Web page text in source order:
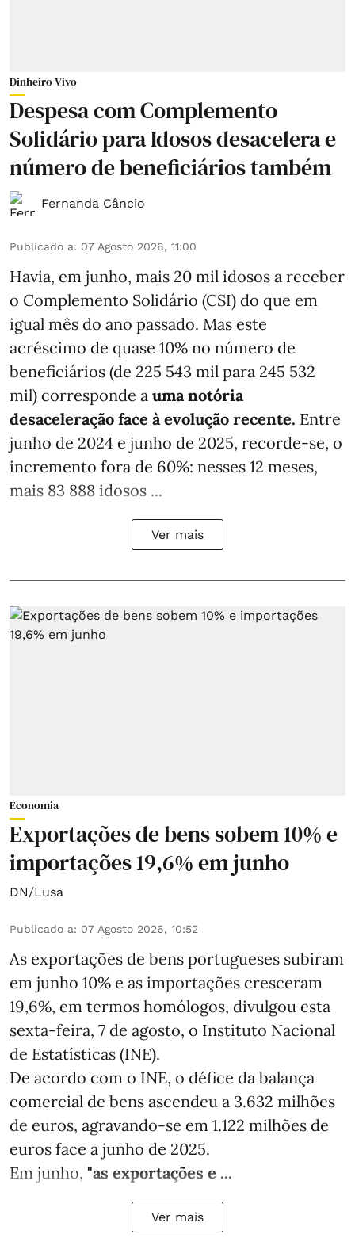
Dinheiro Vivo
Despesa com Complemento
Solidário para Idosos desacelera e
número de beneficiários também
Fernanda Câncio
Publicado a: 07 Agosto 2026, 11:00
Havia, em junho, mais 20 mil idosos a receber
o Complemento Solidário (CSI) do que em
igual mês do ano passado. Mas este
acréscimo de quase 10% no número de
beneficiários (de 225 543 mil para 245 532
mil) corresponde a uma notória
desaceleração face à evolução recente. Entre
junho de 2024 e junho de 2025, recorde-se, o
incremento fora de 60%: nesses 12 meses,
mais 83 888 idosos ...
Ver mais
Economia
Exportações de bens sobem 10% e
importações 19,6% em junho
DN/Lusa
Publicado a: 07 Agosto 2026, 10:52
As exportações de bens portugueses subiram
em junho 10% e as importações cresceram
19,6%, em termos homólogos, divulgou esta
sexta-feira, 7 de agosto, o Instituto Nacional
de Estatísticas (INE).
De acordo com o INE, o défice da balança
comercial de bens ascendeu a 3.632 milhões
de euros, agravando-se em 1.122 milhões de
euros face a junho de 2025.
Em junho, "as exportações e ...
Ver mais